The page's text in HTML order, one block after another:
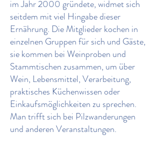
im Jahr 2000 gründete, widmet sich
seitdem mit viel Hingabe dieser
Ernährung. Die Mitglieder kochen in
einzelnen Gruppen für sich und Gäste,
sie kommen bei Weinproben und
Stammtischen zusammen, um über
Wein, Lebensmittel, Verarbeitung,
praktisches Küchenwissen oder
Einkaufsmöglichkeiten zu sprechen.
Man trifft sich bei Pilzwanderungen
und anderen Veranstaltungen.